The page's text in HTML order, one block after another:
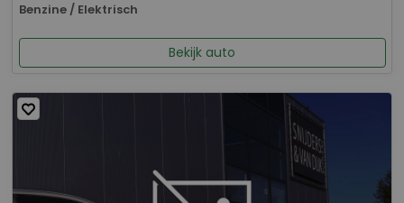
Benzine / Elektrisch
Bekijk auto